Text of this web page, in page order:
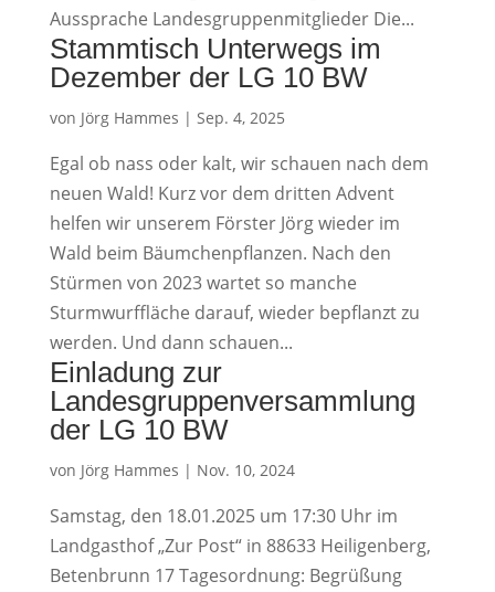
Aussprache Landesgruppenmitglieder Die...
Stammtisch Unterwegs im
Dezember der LG 10 BW
von Jörg Hammes | Sep. 4, 2025
Egal ob nass oder kalt, wir schauen nach dem
neuen Wald! Kurz vor dem dritten Advent
helfen wir unserem Förster Jörg wieder im
Wald beim Bäumchenpflanzen. Nach den
Stürmen von 2023 wartet so manche
Sturmwurffläche darauf, wieder bepflanzt zu
werden. Und dann schauen...
Einladung zur
Landesgruppenversammlung
der LG 10 BW
von Jörg Hammes | Nov. 10, 2024
Samstag, den 18.01.2025 um 17:30 Uhr im
Landgasthof „Zur Post“ in 88633 Heiligenberg,
Betenbrunn 17 Tagesordnung: Begrüßung